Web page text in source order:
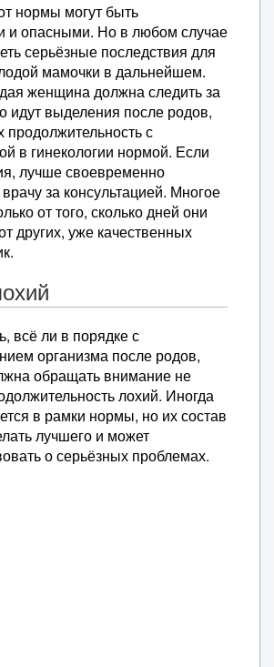
нормы могут быть
и опасными. Но в любом случае
серьёзные последствия для
мамочки в дальнейшем.
женщина должна следить за
идут выделения после родов,
продолжительность с
в гинекологии нормой. Если
лучше своевременно
за консультацией. Многое
от того, сколько дней они
других, уже качественных
всё ли в порядке с
организма после родов,
обращать внимание не
лохий. Иногда
в рамки нормы, но их состав
лучшего и может
о серьёзных проблемах.